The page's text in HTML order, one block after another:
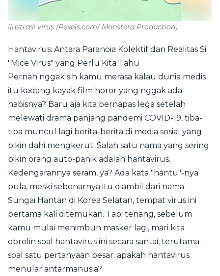
Ilustrasi virus (Pexels.com/ Monstera Production)
Hantavirus: Antara Paranoia Kolektif dan Realitas Si
"Mice Virus" yang Perlu Kita Tahu
Pernah nggak sih kamu merasa kalau dunia medis
itu kadang kayak film horor yang nggak ada
habisnya? Baru aja kita bernapas lega setelah
melewati drama panjang pandemi COVID-19, tiba-
tiba muncul lagi berita-berita di media sosial yang
bikin dahi mengkerut. Salah satu nama yang sering
bikin orang auto-panik adalah hantavirus.
Kedengarannya seram, ya? Ada kata "hantu"-nya
pula, meski sebenarnya itu diambil dari nama
Sungai Hantan di Korea Selatan, tempat virus ini
pertama kali ditemukan. Tapi tenang, sebelum
kamu mulai menimbun masker lagi, mari kita
obrolin soal hantavirus ini secara santai, terutama
soal satu pertanyaan besar: apakah hantavirus
menular antarmanusia?